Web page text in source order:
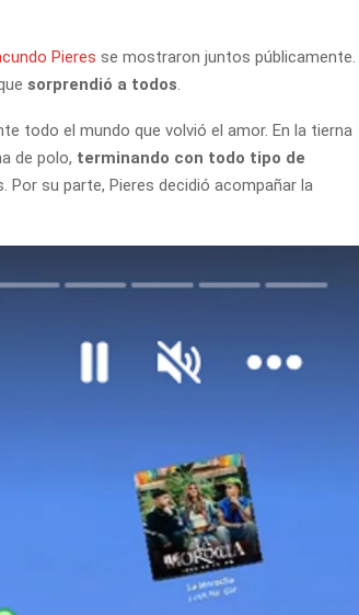
Pieres se mostraron juntos públicamente.
sorprendió a todos.
todo el mundo que volvió el amor. En la tierna
de polo, terminando con todo tipo de
Por su parte, Pieres decidió acompañar la